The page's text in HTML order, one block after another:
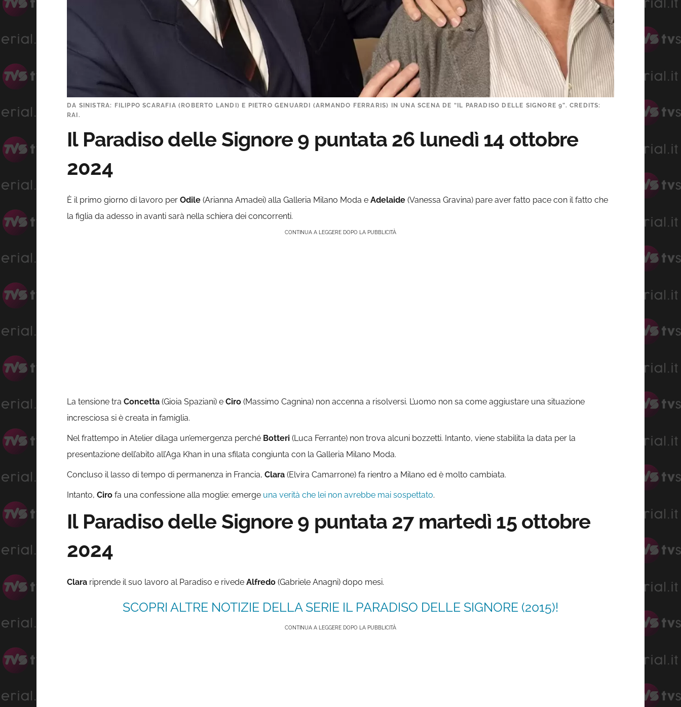
DA SINISTRA: FILIPPO SCARAFIA (ROBERTO LANDI) E PIETRO GENUARDI (ARMANDO FERRARIS) IN UNA SCENA DE “IL PARADISO DELLE SIGNORE 9”. CREDITS:
RAI.
Il Paradiso delle Signore 9 puntata 26 lunedì 14 ottobre
2024
È il primo giorno di lavoro per Odile (Arianna Amadei) alla Galleria Milano Moda e Adelaide (Vanessa Gravina) pare aver fatto pace con il fatto che
la figlia da adesso in avanti sarà nella schiera dei concorrenti.
CONTINUA A LEGGERE DOPO LA PUBBLICITÀ
La tensione tra Concetta (Gioia Spaziani) e Ciro (Massimo Cagnina) non accenna a risolversi. L’uomo non sa come aggiustare una situazione
incresciosa si è creata in famiglia.
Nel frattempo in Atelier dilaga un’emergenza perché Botteri (Luca Ferrante) non trova alcuni bozzetti. Intanto, viene stabilita la data per la
presentazione dell’abito all’Aga Khan in una sfilata congiunta con la Galleria Milano Moda.
Concluso il lasso di tempo di permanenza in Francia, Clara (Elvira Camarrone) fa rientro a Milano ed è molto cambiata.
Intanto, Ciro fa una confessione alla moglie: emerge una verità che lei non avrebbe mai sospettato.
Il Paradiso delle Signore 9 puntata 27 martedì 15 ottobre
2024
Clara riprende il suo lavoro al Paradiso e rivede Alfredo (Gabriele Anagni) dopo mesi.
SCOPRI ALTRE NOTIZIE DELLA SERIE IL PARADISO DELLE SIGNORE (2015)!
CONTINUA A LEGGERE DOPO LA PUBBLICITÀ